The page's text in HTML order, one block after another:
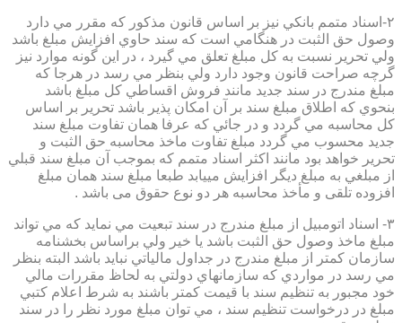
۲-اسناد متمم بانكي نيز بر اساس قانون مذكور كه مقرر مي دارد
وصول حق الثبت در هنگامي است كه سند حاوي افزايش مبلغ باشد
ولي تحرير نسبت به كل مبلغ تعلق مي گيرد ، در اين گونه موارد نيز
گرچه صراحت قانون وجود دارد ولي بنظر مي رسد در هرجا كه
مبلغ مندرج در سند جديد مانند فروش اقساطي كل مبلغ باشد
بنحوي كه اطلاق مبلغ سند بر آن امكان پذير باشد تحرير بر اساس
كل محاسبه مي گردد و در جائي كه عرفا همان تفاوت مبلغ سند
جديد محسوب مي گردد مبلغ تفاوت ماخذ محاسبه حق الثبت و
تحرير خواهد بود مانند اكثر اسناد متمم كه بموجب آن مبلغ سند قبلي
از مبلغي به مبلغ ديگر افزايش مييابد طبعا مبلغ سند همان مبلغ
افزوده تلقی و مأخذ محاسبه هر دو نوع حقوق می باشد .
۳- اسناد اتومبيل از مبلغ مندرج در سند تبعيت مي نمايد كه مي تواند
مبلغ ماخذ وصول حق الثبت باشد يا خير ولي براساس بخشنامه
سازمان كمتر از مبلغ مندرج در جداول مالياتي نبايد باشد البته بنظر
مي رسد در مواردي كه سازمانهاي دولتي به لحاظ مقررات مالي
خود مجبور به تنظيم سند با قيمت كمتر باشند به شرط اعلام كتبي
مبلغ در درخواست تنظيم سند ، مي توان مبلغ مورد نظر را در سند